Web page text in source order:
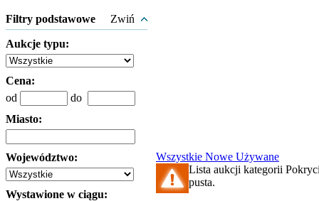
Filtry podstawowe Zwiń
Aukcje typu:
Cena:
od
do
Miasto:
Województwo:
Wystawione w ciągu:
Wszystkie Nowe Używane
Lista aukcji kategorii
pusta.